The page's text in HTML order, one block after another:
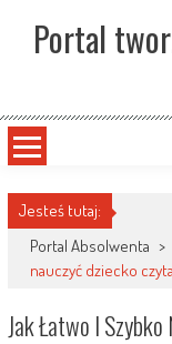
contentPortal
Jesteś tutaj:
Portal Absolwenta >
nauczyć dziecko
Jak Łatwo I